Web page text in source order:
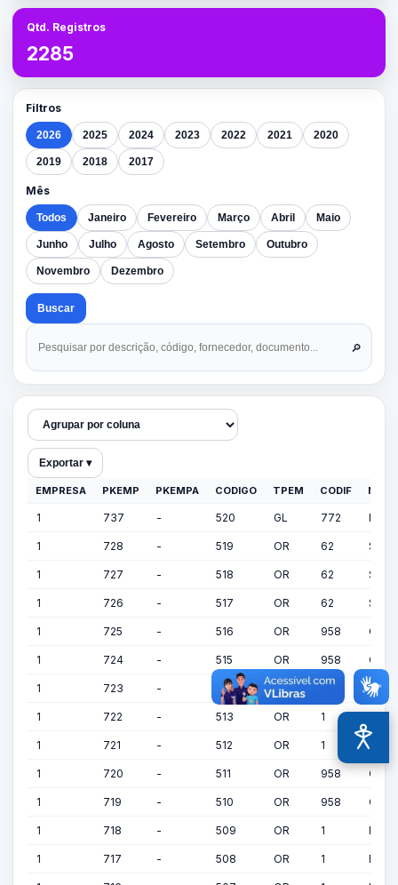
Qtd. Registros
2285
Filtros
2026 2025 2024 2023 2022 2021 2020
2019 2018 2017
Mês
Todos Janeiro Fevereiro Março Abril Maio
Junho Julho Agosto Setembro Outubro
Novembro Dezembro
🔎
Buscar
Exportar ▾
EMPRESA PKEMP PKEMPA CODIGO TPEM CODIF
1 737 - 520 GL 772 PGI
1 728 - 519 OR 62
1 727 - 518 OR 62
1 726 - 517 OR 62
1 725 - 516 OR 958
1 724 - 515 OR 958
1 723 - 514 OR 1
1 722 - 513 OR 1
1 721 - 512 OR 1
1 720 - 511 OR 958
1 719 - 510 OR 958
1 718 - 509 OR 1
1 717 - 508 OR 1